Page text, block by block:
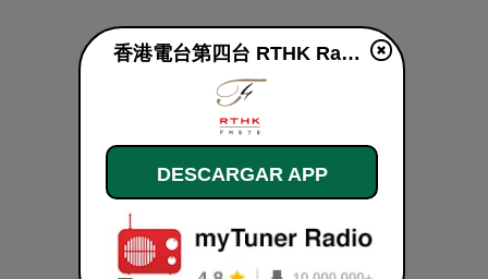
香港電台第四台 RTHK Radio 4 en vivo
DESCARGAR APP